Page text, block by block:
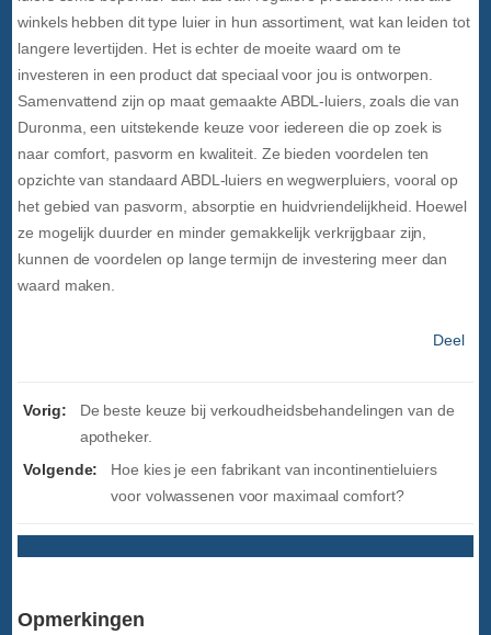
winkels hebben dit type luier in hun assortiment, wat kan leiden tot
langere levertijden. Het is echter de moeite waard om te
investeren in een product dat speciaal voor jou is ontworpen.
Samenvattend zijn op maat gemaakte ABDL-luiers, zoals die van
Duronma, een uitstekende keuze voor iedereen die op zoek is
naar comfort, pasvorm en kwaliteit. Ze bieden voordelen ten
opzichte van standaard ABDL-luiers en wegwerpluiers, vooral op
het gebied van pasvorm, absorptie en huidvriendelijkheid. Hoewel
ze mogelijk duurder en minder gemakkelijk verkrijgbaar zijn,
kunnen de voordelen op lange termijn de investering meer dan
waard maken.
Deel
Vorig:
De beste keuze bij verkoudheidsbehandelingen van de
apotheker.
Volgende:
Hoe kies je een fabrikant van incontinentieluiers
voor volwassenen voor maximaal comfort?
Opmerkingen